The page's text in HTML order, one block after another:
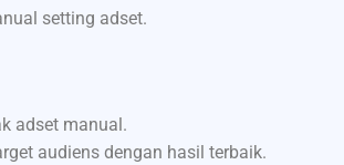
setting adset.
adset manual.
audiens dengan hasil terbaik.